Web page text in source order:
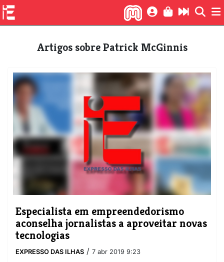
Artigos sobre Patrick McGinnis
Especialista em empreendedorismo
aconselha jornalistas a aproveitar novas
tecnologias
EXPRESSO DAS ILHAS / 7 abr 2019 9:23